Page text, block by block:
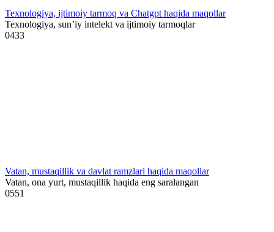
Texnologiya, ijtimoiy tarmoq va Chatgpt haqida maqollar
Texnologiya, sun’iy intelekt va ijtimoiy tarmoqlar
0433
Vatan, mustaqillik va davlat ramzlari haqida maqollar
Vatan, ona yurt, mustaqillik haqida eng saralangan
0551